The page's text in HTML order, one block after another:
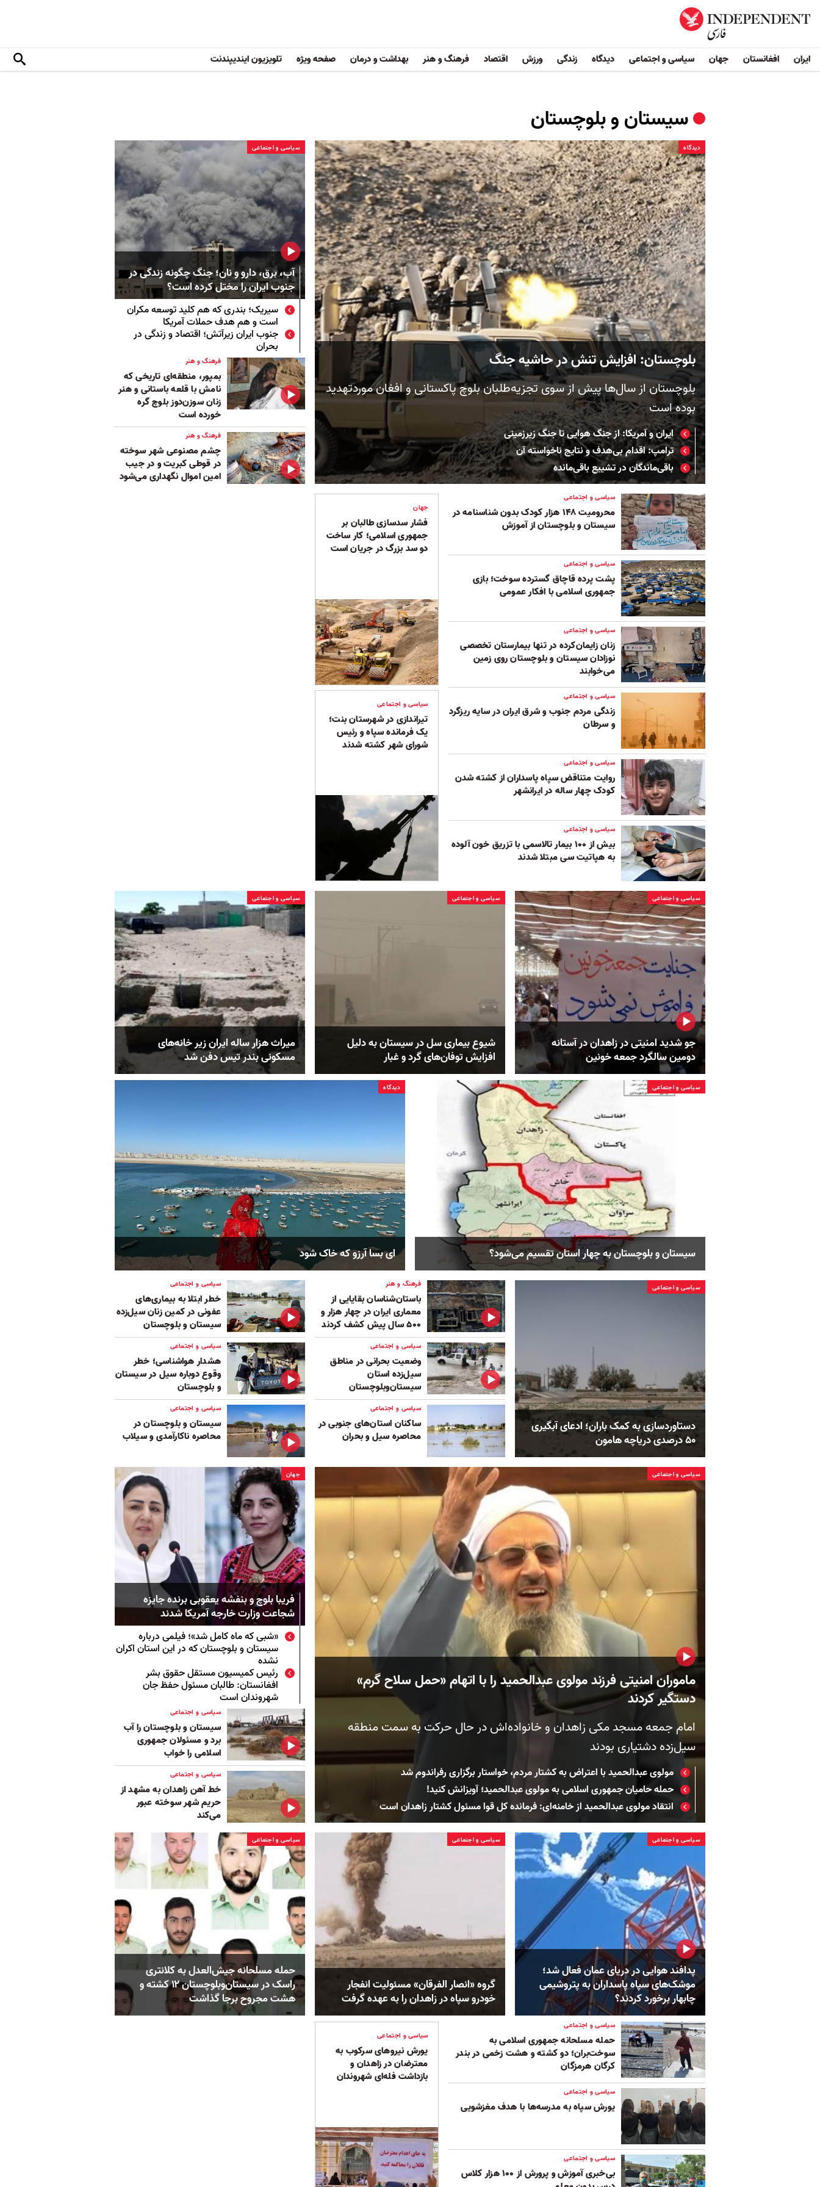
ایران افغانستان جهان سیاسی و اجتماعی دیدگاه زندگی ورزش اقتصاد فرهنگ و هنر بهداشت و درمان صفحه ویژه تلویزیون ایندیپندنت
سیستان و بلوچستان
دیدگاه
بلوچستان: افزایش تنش در حاشیه جنگ
بلوچستان از سال‌ها پیش از سوی تجزیه‌طلبان بلوچ پاکستانی و افغان موردتهدید
بوده است
ایران و آمریکا: از جنگ هوایی تا جنگ زیرزمینی
ترامپ: اقدام بی‌هدف و نتایج ناخواسته آن
باقی‌ماندگان در تشییع باقی‌مانده
سیاسی و اجتماعی
آب، برق، دارو و نان؛ جنگ چگونه زندگی در
جنوب ایران را مختل کرده است؟
سیریک؛ بندری که هم کلید توسعه مکران
است و هم هدف حملات آمریکا
جنوب ایران زیرآتش؛ اقتصاد و زندگی در
بحران
فرهنگ و هنر
بمپور، منطقه‌ای تاریخی که
نامش با قلعه باستانی و هنر
زنان سوزن‌دوز بلوچ گره
خورده است
فرهنگ و هنر
چشم‌ مصنوعی شهر سوخته
در قوطی کبریت و در جیب
امین اموال نگهداری می‌شود
سیاسی و اجتماعی
محرومیت ۱۴۸ هزار کودک بدون شناسنامه در
سیستان و بلوچستان از آموزش
سیاسی و اجتماعی
پشت پرده قاچاق گسترده سوخت؛ بازی
جمهوری اسلامی با افکار عمومی
سیاسی و اجتماعی
زنان زایمان‌کرده در تنها بیمارستان تخصصی
نوزادان سیستان و بلوچستان روی زمین
می‌خوابند
سیاسی و اجتماعی
زندگی مردم جنوب و شرق ایران در سایه ریزگرد
و سرطان
سیاسی و اجتماعی
روایت متناقض سپاه پاسداران از کشته شدن
کودک چهار ساله در ایرانشهر
سیاسی و اجتماعی
بیش از ۱۰۰ بیمار تالاسمی با تزریق خون آلوده
به هپاتیت سی مبتلا شدند
جهان
فشار سدسازی طالبان بر
جمهوری اسلامی؛ کار ساخت
دو سد بزرگ در جریان است
سیاسی و اجتماعی
تیراندازی در شهرستان بنت؛
یک فرمانده سپاه و رئیس
شورای شهر کشته شدند
سیاسی و اجتماعی
جو شدید امنیتی در زاهدان در آستانه
دومین سالگرد جمعه خونین
سیاسی و اجتماعی
شیوع بیماری سل در سیستان به دلیل
افزایش توفان‌های گرد و غبار
سیاسی و اجتماعی
میراث هزار ساله ایران زیر خانه‌های
مسکونی بندر تیس دفن شد
سیاسی و اجتماعی
سیستان و بلوچستان به چهار استان تقسیم می‌شود؟
دیدگاه
ای بسا آرزو که خاک شود
سیاسی و اجتماعی
دستاوردسازی به کمک باران؛ ادعای آبگیری
۵۰ درصدی دریاچه هامون
فرهنگ و هنر
باستان‌شناسان بقایایی از
معماری ایران در چهار هزار و
۵۰۰ سال پیش کشف کردند
سیاسی و اجتماعی
وضعیت بحرانی در مناطق
سیل‌زده استان
سیستان‌وبلوچستان
سیاسی و اجتماعی
ساکنان استان‌های جنوبی در
محاصره سیل و بحران
سیاسی و اجتماعی
خطر ابتلا به بیماری‌های
عفونی در کمین زنان سیل‌زده
سیستان و بلوچستان
سیاسی و اجتماعی
هشدار هواشناسی؛ خطر
وقوع دوباره سیل در سیستان
و بلوچستان
سیاسی و اجتماعی
سیستان و بلوچستان در
محاصره ناکارآمدی و سیلاب
سیاسی و اجتماعی
ماموران امنیتی فرزند مولوی عبدالحمید را با اتهام «حمل سلاح گرم»
دستگیر کردند
امام جمعه مسجد مکی زاهدان و خانواده‌اش در حال حرکت به سمت منطقه
سیل‌زده دشتیاری بودند
مولوی عبدالحمید با اعتراض به کشتار مردم، خواستار برگزاری رفراندوم شد
حمله حامیان جمهوری اسلامی به مولوی عبدالحمید؛ آویزانش کنید!
انتقاد مولوی عبدالحمید از خامنه‌ای: فرمانده کل قوا مسئول کشتار زاهدان است
جهان
فریبا بلوچ و بنفشه یعقوبی برنده جایزه
شجاعت وزارت خارجه آمریکا شدند
«شبی که ماه کامل شد»؛ فیلمی درباره
سیستان و بلوچستان که در این استان اکران
نشده
رئیس کمیسیون مستقل حقوق بشر
افغانستان: طالبان مسئول حفظ جان
شهروندان است
سیاسی و اجتماعی
سیستان و بلوچستان را آب
برد و مسئولان جمهوری
اسلامی را خواب
سیاسی و اجتماعی
خط آهن زاهدان به مشهد از
حریم شهر سوخته عبور
می‌کند
سیاسی و اجتماعی
پدافند هوایی در دریای عمان فعال شد؛
موشک‌های سپاه پاسداران به پتروشیمی
چابهار برخورد کردند؟
سیاسی و اجتماعی
گروه «انصار الفرقان» مسئولیت انفجار
خودرو سپاه در زاهدان را به عهده گرفت
سیاسی و اجتماعی
حمله مسلحانه جیش‌العدل به کلانتری
راسک در سیستان‌وبلوچستان ۱۲ کشته و
هشت مجروح برجا گذاشت
سیاسی و اجتماعی
حمله مسلحانه جمهوری اسلامی به
سوخت‌بران؛ دو کشته و هشت زخمی در بندر
کرگان هرمزگان
سیاسی و اجتماعی
یورش سپاه به مدرسه‌ها با هدف مغزشویی
سیاسی و اجتماعی
بی‌خبری آموزش و پرورش از ۱۰۰ هزار کلاس
سیاسی و اجتماعی
یورش نیروهای سرکوب به
معترضان در زاهدان و
بازداشت فله‌ای شهروندان